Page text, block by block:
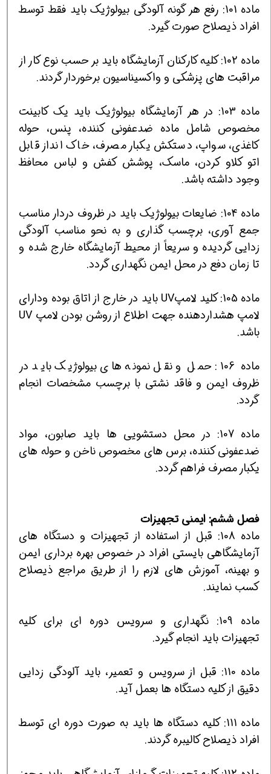
ماده 101: رفع هر گونه آلودگی بیولوژیك باید فقط توسط
افراد ذیصلاح صورت گیرد.
ماده 102: كلیه كاركنان آزمایشگاه باید بر حسب نوع كار از
مراقبت های پزشكی و واكسیناسیون برخوردار گردند.
ماده 103: در هر آزمایشگاه بیولوژیك باید یك كابینت
مخصوص شامل ماده ضدعفونی كننده، پنس، حوله
كاغذی، سواپ، دستكش یكبار مصرف، خاك انداز قابل
اتو كلاو كردن، ماسك، پوشش كفش و لباس محافظ
وجود داشته باشد.
ماده 104: ضایعات بیولوژیك باید در ظروف دردار مناسب
جمع آوری، برچسب گذاری و به نحو مناسب آلودگی
زدایی گردیده و سریعاً از محیط آزمایشگاه خارج شده و
تا زمان دفع در محل ایمن نگهداری گردد.
ماده 105: كلید لامپUV باید در خارج از اتاق بوده ودارای
لامپ هشداردهنده جهت اطلاع از روشن بودن لامپ UV
باشد.
ماده 106: حمل و نقل نمونه های بیولوژیك باید در
ظروف ایمن و فاقد نشتی با برچسب مشخصات انجام
گردد.
ماده 107: در محل دستشویی ها باید صابون، مواد
ضدعفونی كننده، برس های مخصوص ناخن و حوله های
یكبار مصرف فراهم گردد.
فصل ششم: ایمنی تجهیزات
ماده 108: قبل از استفاده از تجهیزات و دستگاه های
آزمایشگاهی بایستی افراد در خصوص بهره برداری ایمن
و بهینه، آموزش های لازم را از طریق مراجع ذیصلاح
كسب نمایند.
ماده 109: نگهداری و سرویس دوره ای برای كلیه
تجهیزات باید انجام گیرد.
ماده 110: قبل از سرویس و تعمیر، باید آلودگی زدایی
دقیق از كلیه دستگاه ها بعمل آید.
ماده 111: كلیه دستگاه ها باید به صورت دوره ای توسط
افراد ذیصلاح كالیبره گردند.